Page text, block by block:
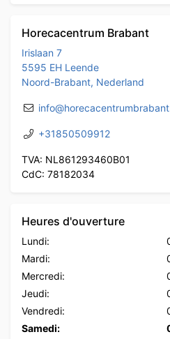
Horecacentrum Brabant
Irislaan 7
5595 EH Leende
Noord-Brabant, Nederland
+31850509912
TVA: NL861293460B01
CdC: 78182034
Heures d'ouverture
Lundi:
Mardi:
Mercredi:
Jeudi:
Vendredi:
Samedi: